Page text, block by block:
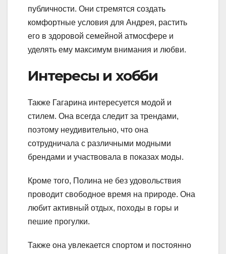
публичности. Они стремятся создать
комфортные условия для Андрея, растить
его в здоровой семейной атмосфере и
уделять ему максимум внимания и любви.
Интересы и хобби
Также Гагарина интересуется модой и
стилем. Она всегда следит за трендами,
поэтому неудивительно, что она
сотрудничала с различными модными
брендами и участвовала в показах моды.
Кроме того, Полина не без удовольствия
проводит свободное время на природе. Она
любит активный отдых, походы в горы и
пешие прогулки.
Также она увлекается спортом и постоянно